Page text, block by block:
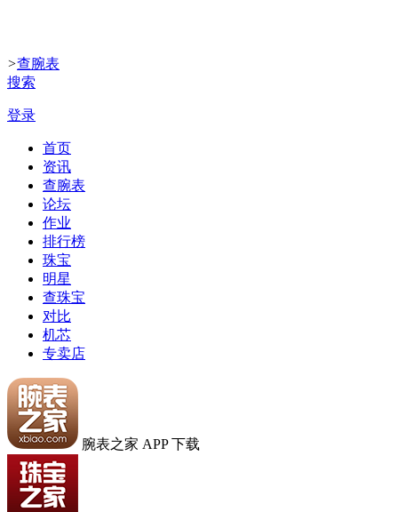
>查腕表
搜索
登录
首页
资讯
查腕表
论坛
作业
排行榜
珠宝
明星
查珠宝
对比
机芯
专卖店
腕表之家 APP 下载